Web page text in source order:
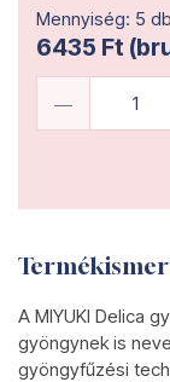
Mennyiség: 5 db
6435 Ft
A MIYUKI Delica
gyöngynek is
gyöngyfűzési